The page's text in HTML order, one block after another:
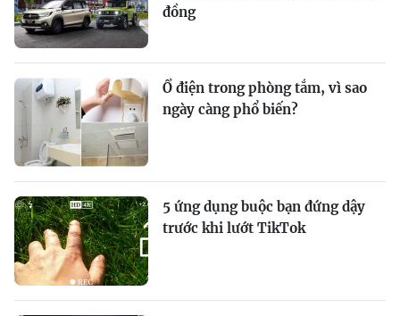
đồng
Ổ điện trong phòng tắm, vì sao
ngày càng phổ biến?
5 ứng dụng buộc bạn đứng dậy
trước khi lướt TikTok